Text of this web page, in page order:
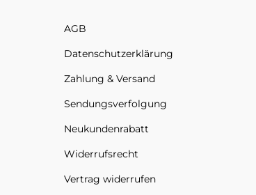
AGB
Datenschutz­erklärung
Zahlung & Versand
Sendungs­verfolgung
Neukundenrabatt
Widerrufsrecht
Vertrag widerrufen